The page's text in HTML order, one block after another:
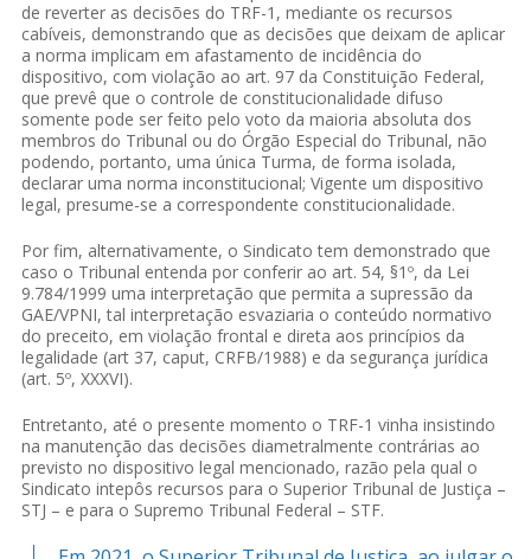
de reverter as decisões do TRF-1, mediante os recursos
cabíveis, demonstrando que as decisões que deixam de aplicar
a norma implicam em afastamento de incidência do
dispositivo, com violação ao art. 97 da Constituição Federal,
que prevê que o controle de constitucionalidade difuso
somente pode ser feito pelo voto da maioria absoluta dos
membros do Tribunal ou do Órgão Especial do Tribunal, não
podendo, portanto, uma única Turma, de forma isolada,
declarar uma norma inconstitucional; Vigente um dispositivo
legal, presume-se a correspondente constitucionalidade.
Por fim, alternativamente, o Sindicato tem demonstrado que
caso o Tribunal entenda por conferir ao art. 54, §1º, da Lei
9.784/1999 uma interpretação que permita a supressão da
GAE/VPNI, tal interpretação esvaziaria o conteúdo normativo
do preceito, em violação frontal e direta aos princípios da
legalidade (art 37, caput, CRFB/1988) e da segurança jurídica
(art. 5º, XXXVI).
Entretanto, até o presente momento o TRF-1 vinha insistindo
na manutenção das decisões diametralmente contrárias ao
previsto no dispositivo legal mencionado, razão pela qual o
Sindicato intepôs recursos para o Superior Tribunal de Justiça –
STJ – e para o Supremo Tribunal Federal – STF.